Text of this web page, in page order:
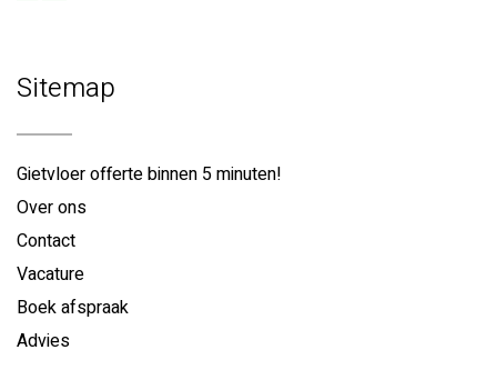
Sitemap
Gietvloer offerte binnen 5 minuten!
Over ons
Contact
Vacature
Boek afspraak
Advies